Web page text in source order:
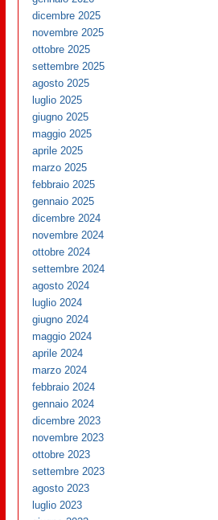
dicembre 2025
novembre 2025
ottobre 2025
settembre 2025
agosto 2025
luglio 2025
giugno 2025
maggio 2025
aprile 2025
marzo 2025
febbraio 2025
gennaio 2025
dicembre 2024
novembre 2024
ottobre 2024
settembre 2024
agosto 2024
luglio 2024
giugno 2024
maggio 2024
aprile 2024
marzo 2024
febbraio 2024
gennaio 2024
dicembre 2023
novembre 2023
ottobre 2023
settembre 2023
agosto 2023
luglio 2023